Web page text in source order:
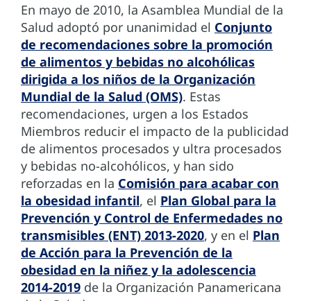
En mayo de 2010, la Asamblea Mundial de la
Salud adoptó por unanimidad el Conjunto
de recomendaciones sobre la promoción
de alimentos y bebidas no alcohólicas
dirigida a los niños de la Organización
Mundial de la Salud (OMS). Estas
recomendaciones, urgen a los Estados
Miembros reducir el impacto de la publicidad
de alimentos procesados y ultra procesados
y bebidas no-alcohólicos, y han sido
reforzadas en la Comisión para acabar con
la obesidad infantil, el Plan Global para la
Prevención y Control de Enfermedades no
transmisibles (ENT) 2013-2020, y en el Plan
de Acción para la Prevención de la
obesidad en la niñez y la adolescencia
2014-2019 de la Organización Panamericana